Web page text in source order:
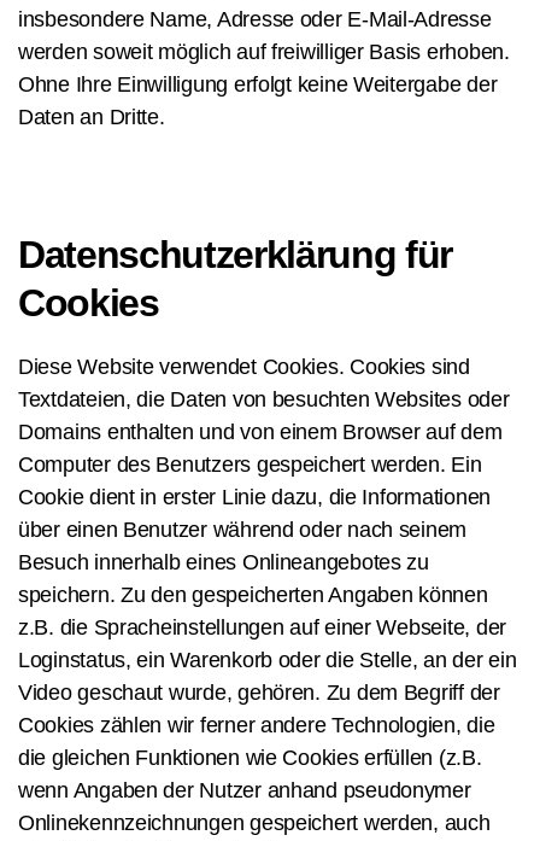
insbesondere Name, Adresse oder E-Mail-Adresse
werden soweit möglich auf freiwilliger Basis erhoben.
Ohne Ihre Einwilligung erfolgt keine Weitergabe der
Daten an Dritte.
Datenschutzerklärung für
Cookies
Diese Website verwendet Cookies. Cookies sind
Textdateien, die Daten von besuchten Websites oder
Domains enthalten und von einem Browser auf dem
Computer des Benutzers gespeichert werden. Ein
Cookie dient in erster Linie dazu, die Informationen
über einen Benutzer während oder nach seinem
Besuch innerhalb eines Onlineangebotes zu
speichern. Zu den gespeicherten Angaben können
z.B. die Spracheinstellungen auf einer Webseite, der
Loginstatus, ein Warenkorb oder die Stelle, an der ein
Video geschaut wurde, gehören. Zu dem Begriff der
Cookies zählen wir ferner andere Technologien, die
die gleichen Funktionen wie Cookies erfüllen (z.B.
wenn Angaben der Nutzer anhand pseudonymer
Onlinekennzeichnungen gespeichert werden, auch